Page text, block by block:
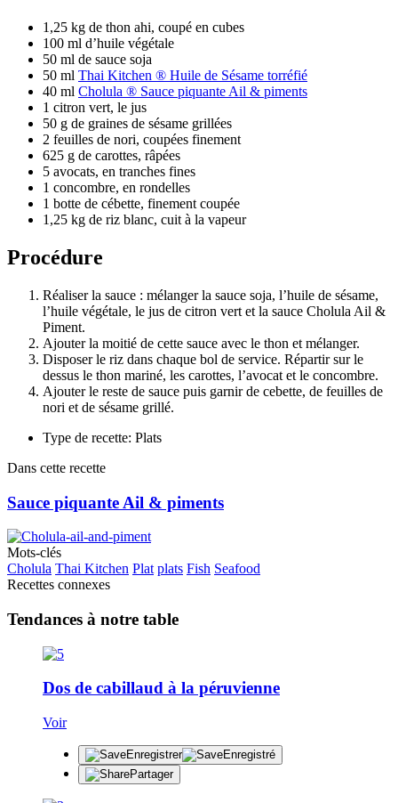
1,25 kg de thon ahi, coupé en cubes
100 ml d’huile végétale
50 ml de sauce soja
50 ml Thai Kitchen ® Huile de Sésame torréfié
40 ml Cholula ® Sauce piquante Ail & piments
1 citron vert, le jus
50 g de graines de sésame grillées
2 feuilles de nori, coupées finement
625 g de carottes, râpées
5 avocats, en tranches fines
1 concombre, en rondelles
1 botte de cébette, finement coupée
1,25 kg de riz blanc, cuit à la vapeur
Procédure
Réaliser la sauce : mélanger la sauce soja, l’huile de sésame,
l’huile végétale, le jus de citron vert et la sauce Cholula Ail &
Piment.
Ajouter la moitié de cette sauce avec le thon et mélanger.
Disposer le riz dans chaque bol de service. Répartir sur le
dessus le thon mariné, les carottes, l’avocat et le concombre.
Ajouter le reste de sauce puis garnir de cebette, de feuilles de
nori et de sésame grillé.
Type de recette: Plats
Dans cette recette
Sauce piquante Ail & piments
Mots-clés
Cholula Thai Kitchen Plat plats Fish Seafood
Recettes connexes
Tendances à notre table
Dos de cabillaud à la péruvienne
Voir
Enregistrer
Enregistré
Partager